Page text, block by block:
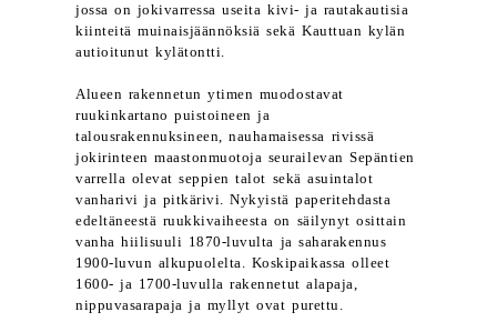
jossa on jokivarressa useita kivi- ja rautakautisia
kiinteitä muinaisjäännöksiä sekä Kauttuan kylän
autioitunut kylätontti.
Alueen rakennetun ytimen muodostavat
ruukinkartano puistoineen ja
talousrakennuksineen, nauhamaisessa rivissä
jokirinteen maastonmuotoja seurailevan Sepäntien
varrella olevat seppien talot sekä asuintalot
vanharivi ja pitkärivi. Nykyistä paperitehdasta
edeltäneestä ruukkivaiheesta on säilynyt osittain
vanha hiilisuuli 1870-luvulta ja saharakennus
1900-luvun alkupuolelta. Koskipaikassa olleet
1600- ja 1700-luvulla rakennetut alapaja,
nippuvasarapaja ja myllyt ovat purettu.